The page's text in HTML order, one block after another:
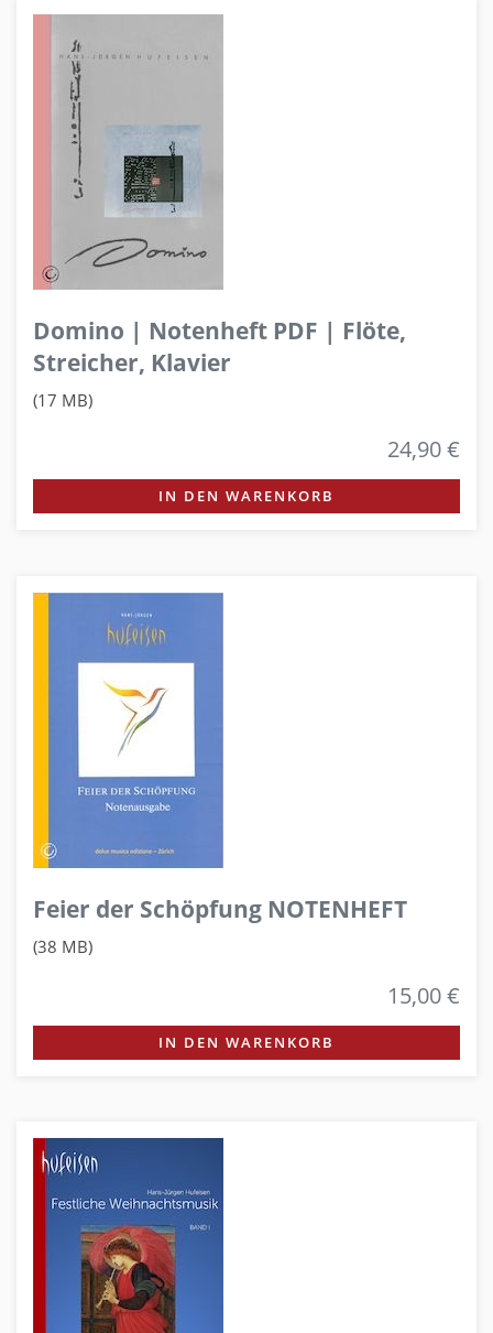
Domino | Notenheft PDF | Flöte,
Streicher, Klavier
(17 MB)
24,90 €
IN DEN WARENKORB
Feier der Schöpfung NOTENHEFT
(38 MB)
15,00 €
IN DEN WARENKORB